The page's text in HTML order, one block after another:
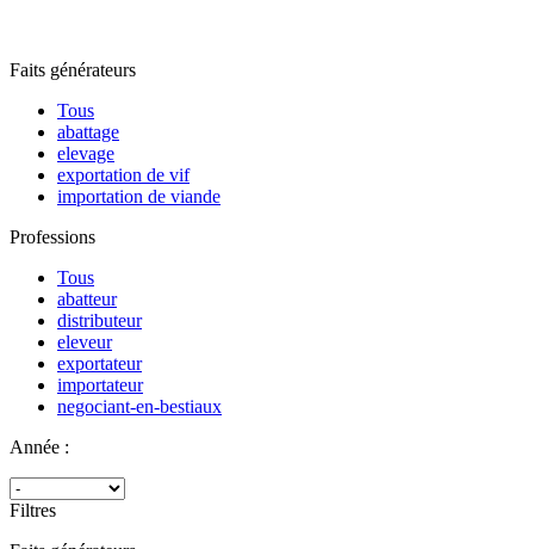
Faits générateurs
Tous
abattage
elevage
exportation de vif
importation de viande
Professions
Tous
abatteur
distributeur
eleveur
exportateur
importateur
negociant-en-bestiaux
Année :
Filtres